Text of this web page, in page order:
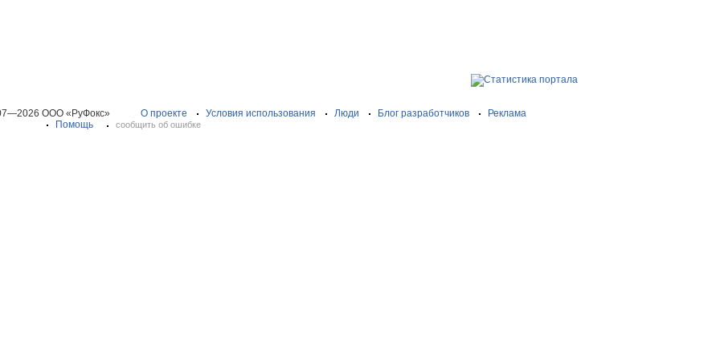
ООО «РуФокс» О проекте Условия использования Люди Блог разработчиков
Реклама
Помощь
сообщить об ошибке